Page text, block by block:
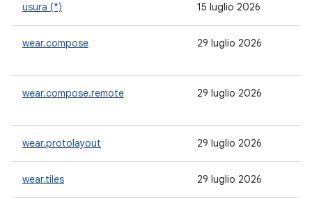
usura (*) 15 luglio 2026
wear.compose 29 luglio 2026
wear.compose.remote 29 luglio 2026
wear.protolayout 29 luglio 2026
wear.tiles 29 luglio 2026